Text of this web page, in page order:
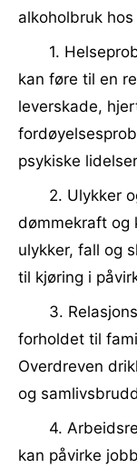
alkoholbruk
1.
kan føre til en
leverskade,
psykiske
2. Ulykker
dømmekraft og
ulykker, fall og
til kjøring i
3.
forholdet til
Overdreven
og
4.
kan påvirke